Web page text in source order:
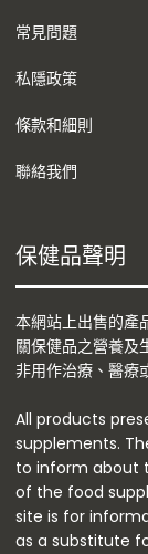
常見問題
私隱政策
條款和細則
聯絡我們
保健品聲明
本網站上出售的產
關保健品之營養及
非用作治療、醫療
All products
supplements.
to inform about
of the food
site is for
as a substitute